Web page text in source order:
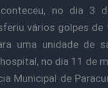
no dia 3
vários golpes
uma unidade de
no dia 11 de
Municipal de